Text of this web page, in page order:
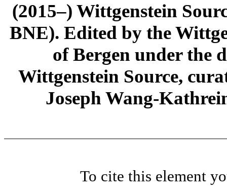
(2015–) Wittgenstein
BNE). Edited by the
of Bergen under the
Wittgenstein Source,
Joseph Wang-
To cite this element